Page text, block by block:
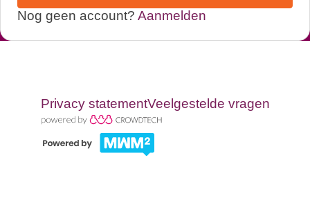
Nog geen account? Aanmelden
Privacy statementVeelgestelde vragen